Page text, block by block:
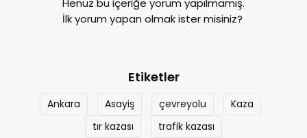
Henüz bu içeriğe yorum yapılmamış.
İlk yorum yapan olmak ister misiniz?
Etiketler
Ankara Asayiş çevreyolu
Kaza
tır kazası
trafik kazası